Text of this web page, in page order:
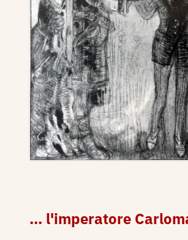
... l'imperatore